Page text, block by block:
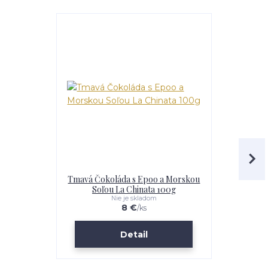
Tmavá Čokoláda s Epoo a Morskou
Soľou La Chinata 100g
8 €/ks
Nie je skladom
Detail